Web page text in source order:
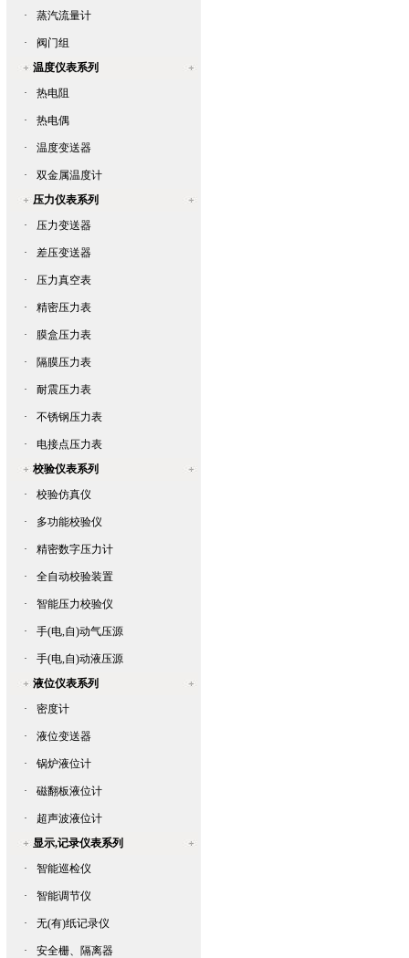
· 蒸汽流量计
·
阀门组
温度仪表系列
·
热电阻
· 热电偶
· 温度变送器
·
双金属温度计
压力仪表系列
·
压力变送器
· 差压变送器
· 压力真空表
· 精密压力表
· 膜盒压力表
· 隔膜压力表
· 耐震压力表
· 不锈钢压力表
·
电接点压力表
校验仪表系列
·
校验仿真仪
· 多功能校验仪
· 精密数字压力计
· 全自动校验装置
· 智能压力校验仪
· 手(电,自)动气压源
·
手(电,自)动液压源
液位仪表系列
·
密度计
· 液位变送器
· 锅炉液位计
· 磁翻板液位计
·
超声波液位计
显示,记录仪表系列
·
智能巡检仪
· 智能调节仪
· 无(有)纸记录仪
·
安全栅、隔离器